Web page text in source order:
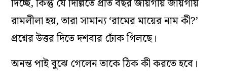
দিচ্ছে, কিন্তু যে দিল্লিতে প্রতি বছর জায়গায় জায়গায়
রামলীলা হয়, তারা সামান্য ‘রামের মায়ের নাম কী?’
প্রশ্নের উত্তর দিতে দশবার ঢোঁক গিলছে।
অনন্ত পাই বুঝে গেলেন তাকে ঠিক কী করতে হবে।